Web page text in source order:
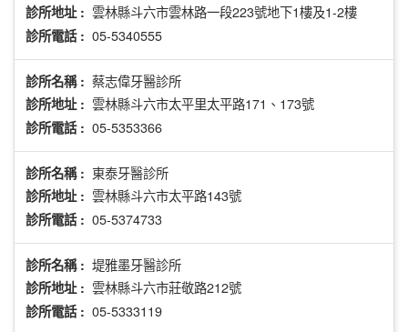
診所地址 : 雲林縣斗六市雲林路一段223號地下1樓及1-2樓
診所電話 : 05-5340555
診所名稱 : 蔡志偉牙醫診所
診所地址 : 雲林縣斗六市太平里太平路171、173號
診所電話 : 05-5353366
診所名稱 : 東泰牙醫診所
診所地址 : 雲林縣斗六市太平路143號
診所電話 : 05-5374733
診所名稱 : 堤雅墨牙醫診所
診所地址 : 雲林縣斗六市莊敬路212號
診所電話 : 05-5333119